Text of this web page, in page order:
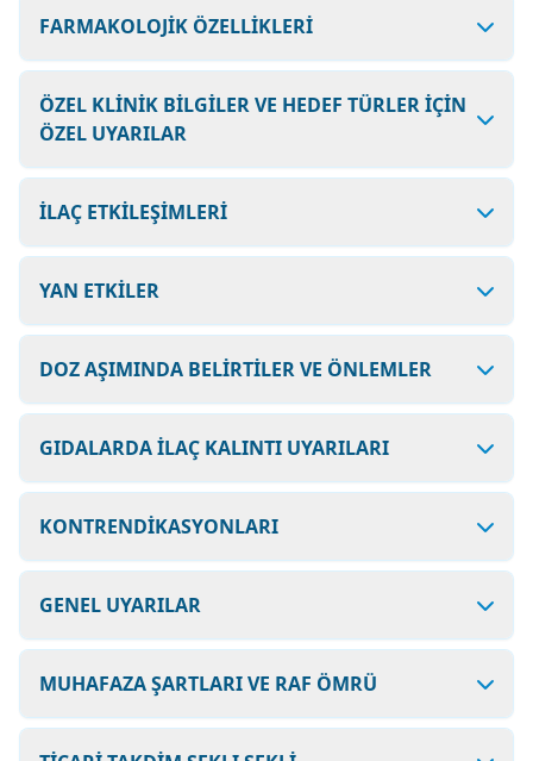
FARMAKOLOJİK ÖZELLİKLERİ
ÖZEL KLİNİK BİLGİLER VE HEDEF TÜRLER İÇİN
ÖZEL UYARILAR
İLAÇ ETKİLEŞİMLERİ
YAN ETKİLER
DOZ AŞIMINDA BELİRTİLER VE ÖNLEMLER
GIDALARDA İLAÇ KALINTI UYARILARI
KONTRENDİKASYONLARI
GENEL UYARILAR
MUHAFAZA ŞARTLARI VE RAF ÖMRÜ